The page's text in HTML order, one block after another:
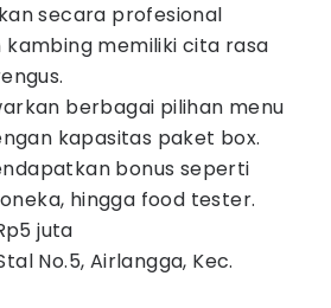
secara profesional
kambing memiliki cita rasa
berbagai pilihan menu
kapasitas paket box.
bonus seperti
hingga food tester.
juta
No.5, Airlangga, Kec.